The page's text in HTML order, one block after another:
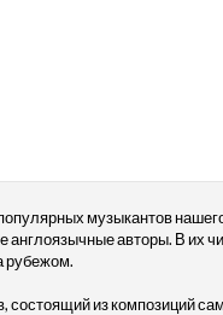
музыкантов
англоязычные авторы. В их
рубежом.
состоящий из композиций